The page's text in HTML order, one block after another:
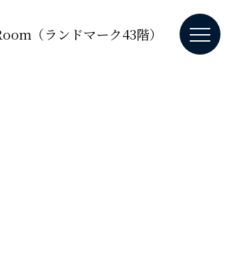
（ランドマーク43階）